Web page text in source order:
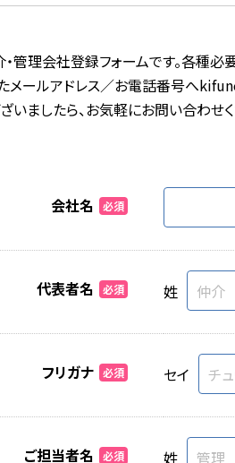
理会社登録フォームです。各種必
メールアドレス／お電話番号へ
いましたら、お気軽にお問い合わせく
会社名 必須
代表者名 必須 姓
フリガナ 必須 セイ
ご担当者名 必須 姓